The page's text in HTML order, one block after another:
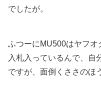
でしたが。
ふつーにMU500はヤフオ
入札入っているんで、自
ですが、面倒くささのほ